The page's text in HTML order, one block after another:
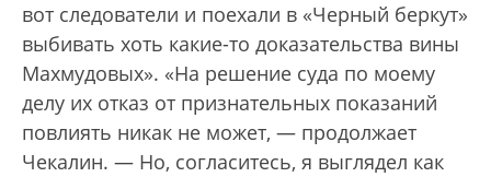
вот следователи и поехали в «Черный беркут»
выбивать хоть какие-то доказательства вины
Махмудовых». «На решение суда по моему
делу их отказ от признательных показаний
повлиять никак не может, — продолжает
Чекалин. — Но, согласитесь, я выглядел как